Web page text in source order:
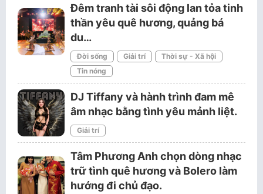
Đêm tranh tài sôi động lan tỏa tinh
thần yêu quê hương, quảng bá
du…
Đời sống Giải trí
Thời sự - Xã hội
Tin nóng
DJ Tiffany và hành trình đam mê
âm nhạc bằng tình yêu mảnh liệt.
Giải trí
Tâm Phương Anh chọn dòng nhạc
trữ tình quê hương và Bolero làm
hướng đi chủ đạo.